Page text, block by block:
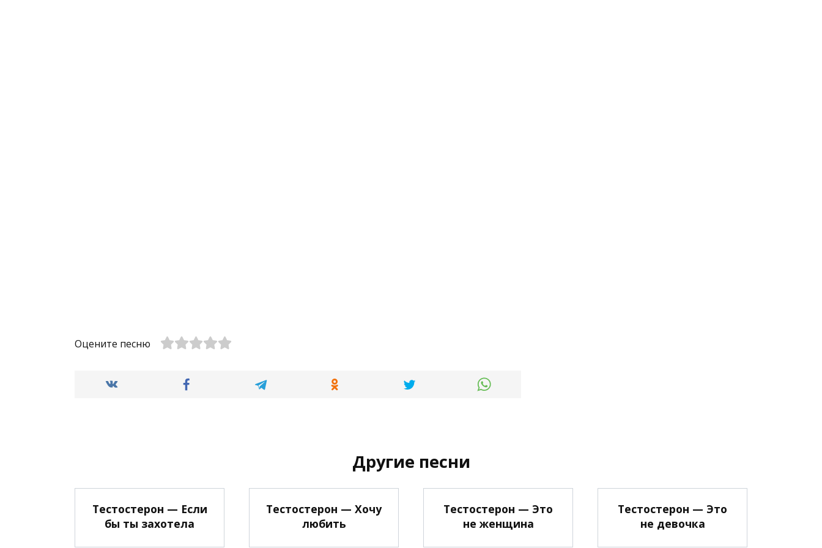
Оцените песню
Другие песни
Тестостерон — Если
бы ты захотела
Тестостерон — Хочу
любить
Тестостерон — Это
не женщина
Тестостерон — Это
не девочка